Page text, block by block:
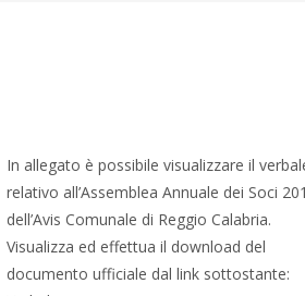
In allegato è possibile visualizzare il
relativo all’Assemblea Annuale dei Soci
dell’Avis Comunale di Reggio Calabria.
Visualizza ed effettua il download del
documento ufficiale dal link sottostante: